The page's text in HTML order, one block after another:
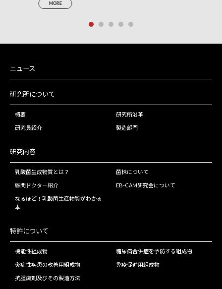
MORE
ニュース
研究所について
概要 研究所沿革
研究員紹介 製造部門
研究内容
乳酸菌生成物質とは？ 菌株について
顧問ドクター紹介 EB-CAM研究会について
なるほど！乳酸菌生産物質がわかる
本
特許について
機能性組成物 糖尿病合併症を予防する組成物
炎症性疾患の改善用組成物 免疫促進用組成物
抗腫瘍剤及びその製造方法